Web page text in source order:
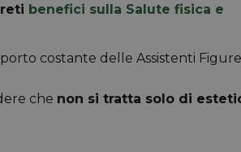
benefici sulla Salute fisica e
costante delle Assistenti
che non si tratta solo di